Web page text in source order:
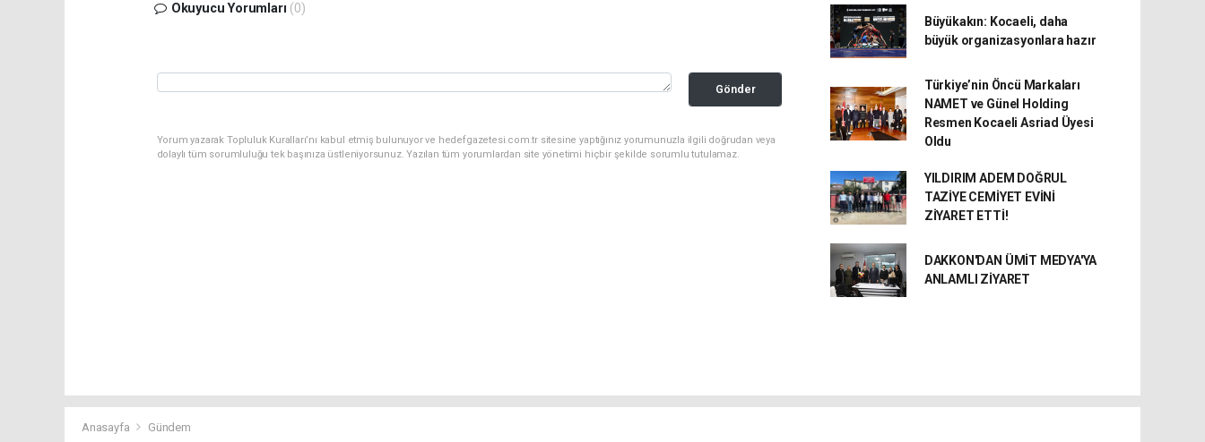
Okuyucu Yorumları (0)
Gönder
Yorum yazarak Topluluk Kuralları’nı kabul etmiş bulunuyor ve hedefgazetesi.com.tr sitesine yaptığınız yorumunuzla ilgili doğrudan veya
dolaylı tüm sorumluluğu tek başınıza üstleniyorsunuz. Yazılan tüm yorumlardan site yönetimi hiçbir şekilde sorumlu tutulamaz.
Büyükakın: Kocaeli, daha
büyük organizasyonlara hazır
Türkiye’nin Öncü Markaları
NAMET ve Günel Holding
Resmen Kocaeli Asriad Üyesi
Oldu
YILDIRIM ADEM DOĞRUL
TAZİYE CEMİYET EVİNİ
ZİYARET ETTİ!
DAKKON'DAN ÜMİT MEDYA'YA
ANLAMLI ZİYARET
Anasayfa Gündem